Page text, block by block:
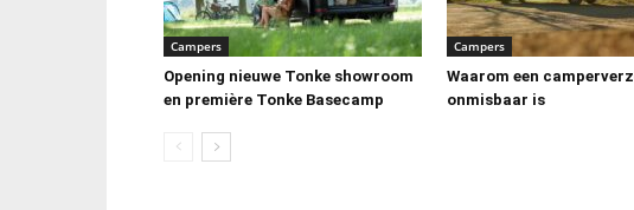
Campers
Opening nieuwe Tonke showroom
en première Tonke Basecamp
Campers
Waarom een
onmisbaar is